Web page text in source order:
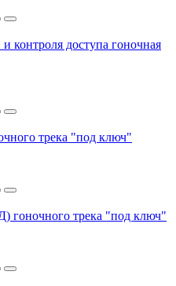
контроля доступа гоночная
трека "под ключ"
гоночного трека "под ключ"